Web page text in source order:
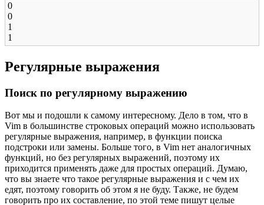
0
0
1
1
Регулярные выражения
Поиск по регулярному выражению
Вот мы и подошли к самому интересному. Дело в том, что в
Vim в большинстве строковых операций можно использовать
регулярные выражения, например, в функции поиска
подстроки или замены. Больше того, в Vim нет аналогичных
функций, но без регулярных выражений, поэтому их
приходится применять даже для простых операций. Думаю,
что вы знаете что такое регулярные выражения и с чем их
едят, поэтому говорить об этом я не буду. Также, не будем
говорить про их составление, по этой теме пишут целые